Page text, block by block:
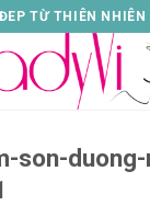
ĐEP TỪ THIÊN NHIÊN
son-